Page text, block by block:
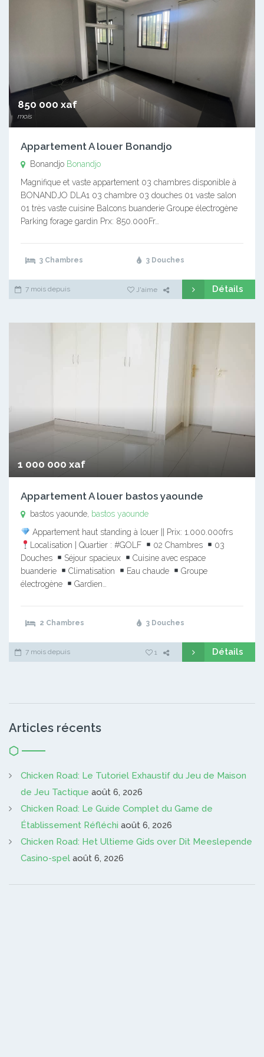
850 000 xaf
mois
Appartement A louer Bonandjo
Bonandjo Bonandjo
Magnifique et vaste appartement 03 chambres disponible à
BONANDJO DLA1 03 chambre 03 douches 01 vaste salon
01 très vaste cuisine Balcons buanderie Groupe électrogène
Parking forage gardin Prx: 850.000Fr…
3 Chambres 3 Douches
7 mois depuis J'aime Détails
1 000 000 xaf
Appartement A louer bastos yaounde
bastos yaounde, bastos yaounde
Appartement haut standing à louer || Prix: 1.000.000frs
Localisation | Quartier : #GOLF
02 Chambres
03
Douches
Séjour spacieux
Cuisine avec espace
buanderie
Climatisation Eau chaude
Groupe
électrogène
Gardien…
2 Chambres 3 Douches
7 mois depuis 1 Détails
Articles récents
Chicken Road: Le Tutoriel Exhaustif du Jeu de Maison
de Jeu Tactique août 6, 2026
Chicken Road: Le Guide Complet du Game de
Établissement Réfléchi août 6, 2026
Chicken Road: Het Ultieme Gids over Dit Meeslepende
Casino-spel août 6, 2026